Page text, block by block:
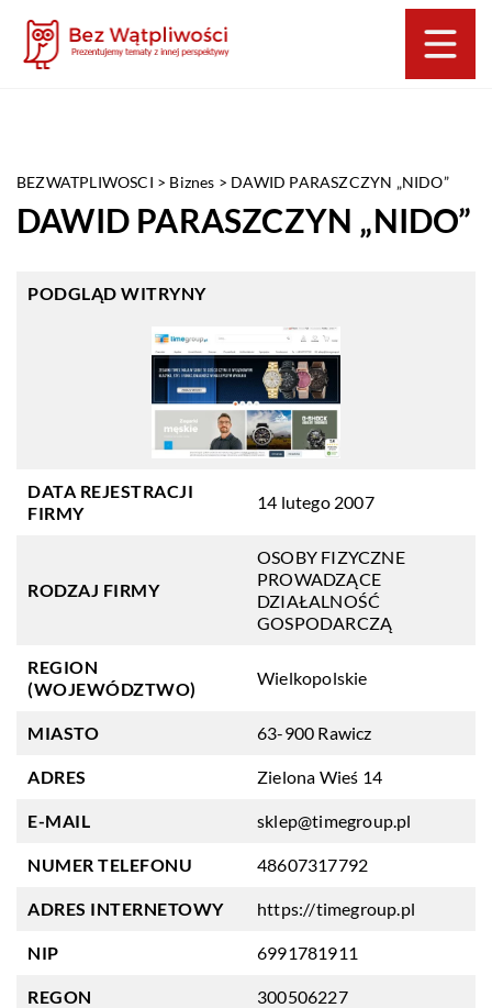
BEZWATPLIWOSCI > Biznes > DAWID PARASZCZYN „NIDO”
DAWID PARASZCZYN „NIDO”
PODGLĄD WITRYNY
DATA REJESTRACJI
FIRMY
14 lutego 2007
RODZAJ FIRMY
OSOBY FIZYCZNE
PROWADZĄCE
DZIAŁALNOŚĆ
GOSPODARCZĄ
REGION
(WOJEWÓDZTWO)
Wielkopolskie
MIASTO 63-900 Rawicz
ADRES Zielona Wieś 14
E-MAIL sklep@timegroup.pl
NUMER TELEFONU 48607317792
ADRES INTERNETOWY https://timegroup.pl
NIP 6991781911
REGON 300506227